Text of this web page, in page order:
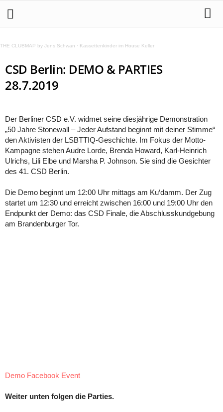
THE CLUBMAP by Jens Schwan · Kassettenkinder im House Keller
CSD Berlin: DEMO & PARTIES
28.7.2019
Der Berliner CSD e.V. widmet seine diesjährige Demonstration
„50 Jahre Stonewall – Jeder Aufstand beginnt mit deiner Stimme“
den Aktivisten der LSBTTIQ-Geschichte. Im Fokus der Motto-
Kampagne stehen Audre Lorde, Brenda Howard, Karl-Heinrich
Ulrichs, Lili Elbe und Marsha P. Johnson. Sie sind die Gesichter
des 41. CSD Berlin.
Die Demo beginnt um 12:00 Uhr mittags am Ku‘damm. Der Zug
startet um 12:30 und erreicht zwischen 16:00 und 19:00 Uhr den
Endpunkt der Demo: das CSD Finale, die Abschlusskundgebung
am Brandenburger Tor.
Demo Facebook Event
Weiter unten folgen die Parties.